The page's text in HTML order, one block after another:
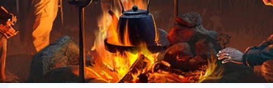
هتل نگین مصلی
Hotel Negin Mosala